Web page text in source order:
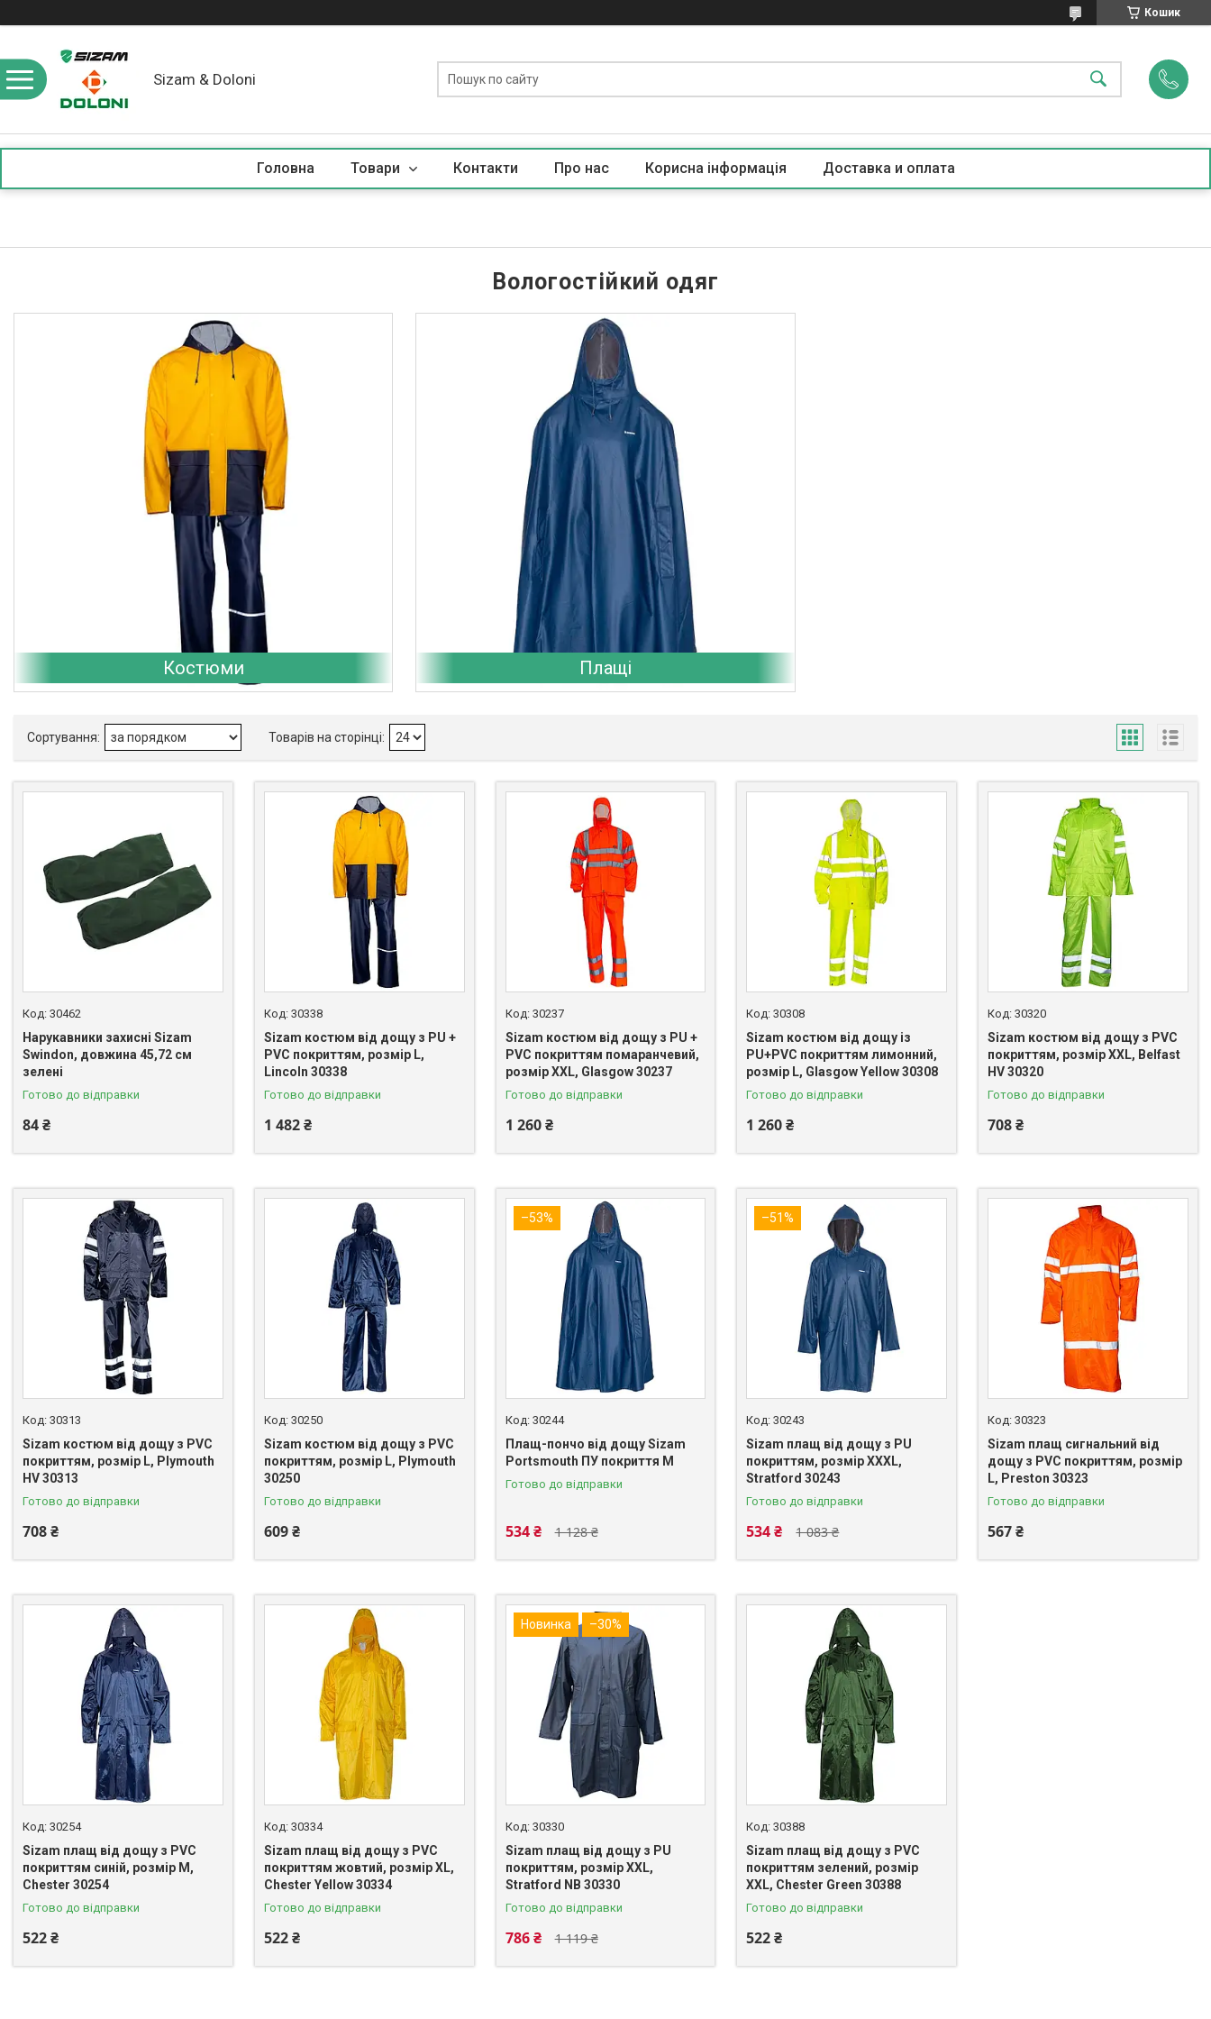
Кошик
Sizam & Doloni
Головна Товари Контакти Про нас Корисна iнформацiя Доставка и оплата
Вологостійкий одяг
Костюми Плащі
30462
Нарукавники захисні Sizam
Swindon, довжина 45,72 см
зелені
Готово до відправки
84 ₴
30338
Sizam костюм від дощу з PU +
PVC покриттям, розмір L,
Lincoln 30338
Готово до відправки
1 482 ₴
30237
Sizam костюм від дощу з PU +
PVC покриттям помаранчевий,
розмір XXL, Glasgow 30237
Готово до відправки
1 260 ₴
30308
Sizam костюм від дощу із
PU+PVC покриттям лимонний,
розмір L, Glasgow Yellow 30308
Готово до відправки
1 260 ₴
30320
Sizam костюм від дощу з PVC
покриттям, розмір XXL, Belfast
HV 30320
Готово до відправки
708 ₴
30313
Sizam костюм від дощу з PVC
покриттям, розмір L, Plymouth
HV 30313
Готово до відправки
708 ₴
30250
Sizam костюм від дощу з PVC
покриттям, розмір L, Plymouth
30250
Готово до відправки
609 ₴
–53%
30244
Плащ-пончо від дощу Sizam
Portsmouth ПУ покриття M
Готово до відправки
1 128 ₴
534 ₴
–51%
30243
Sizam плащ від дощу з PU
покриттям, розмір XXXL,
Stratford 30243
Готово до відправки
1 083 ₴
534 ₴
30323
Sizam плащ сигнальний від
дощу з PVC покриттям, розмір
L, Preston 30323
Готово до відправки
567 ₴
30254
Sizam плащ від дощу з PVC
покриттям синій, розмір M,
Chester 30254
Готово до відправки
522 ₴
30334
Sizam плащ від дощу з PVC
покриттям жовтий, розмір XL,
Chester Yellow 30334
Готово до відправки
522 ₴
Новинка –30%
30330
Sizam плащ від дощу з PU
покриттям, розмір XXL,
Stratford NB 30330
Готово до відправки
1 119 ₴
786 ₴
30388
Sizam плащ від дощу з PVC
покриттям зелений, розмір
XXL, Chester Green 30388
Готово до відправки
522 ₴